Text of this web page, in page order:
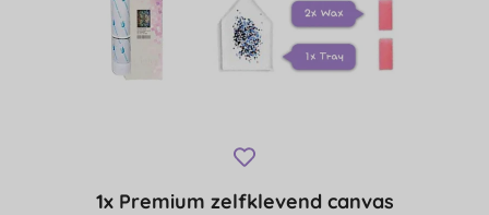
1x Premium zelfklevend canvas